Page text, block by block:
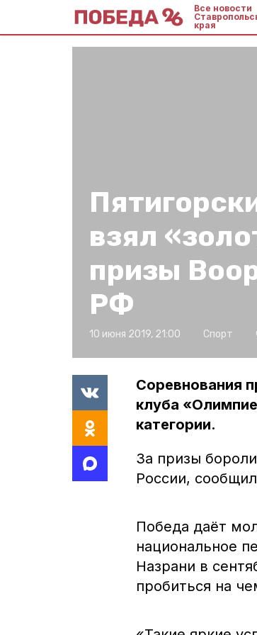
Все новости
края
взял
призы
РФ
10 июня 2019, 21:00 Спорт
Соревнования
клуба
категории.
За призы
России,
Победа даёт
национальное
Назрани в
пробиться на